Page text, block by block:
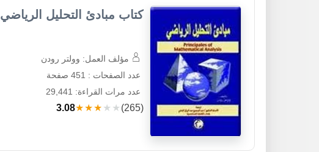
كتاب مبادئ التحليل الرياضي
مؤلف العمل: وولتر رودن
عدد الصفحات : 451 صفحة
عدد مرات القراءة: 29,441
3.08★★★★★ (265)